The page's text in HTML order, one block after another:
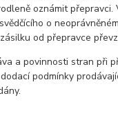
oznámit přepravci.
o
od přepravce
a povinnosti stran při
podmínky